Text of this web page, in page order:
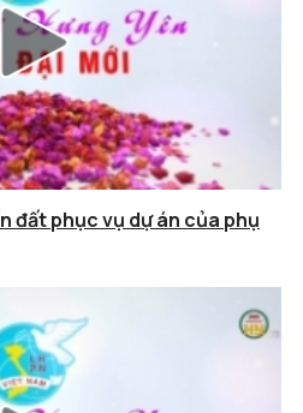
đất phục vụ dự án của phụ